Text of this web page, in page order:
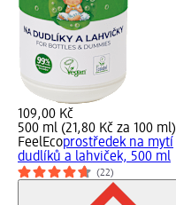
109,00 Kč
500 ml (21,80 Kč za 100 ml)
FeelEcoprostředek na mytí
dudlíků a lahviček, 500 ml
(22)